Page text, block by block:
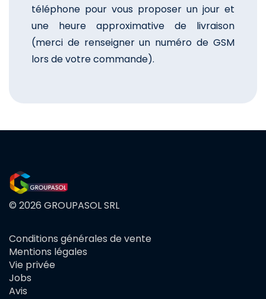
téléphone pour vous proposer un jour et
une heure approximative de livraison
(merci de renseigner un numéro de GSM
lors de votre commande).
© 2026 GROUPASOL SRL
FOOTER
MENU
Conditions générales de vente
Mentions légales
Vie privée
Jobs
Avis